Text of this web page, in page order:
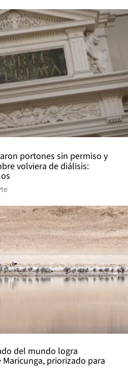
portones sin permiso y
volviera de diálisis:
del mundo logra
priorizado para